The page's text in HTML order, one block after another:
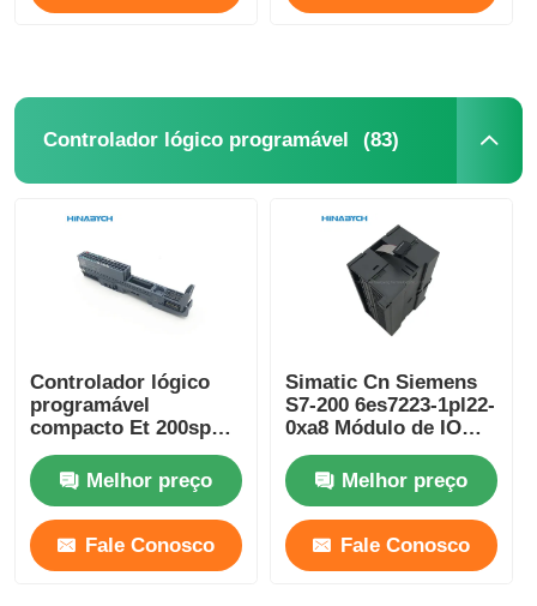
Controlador lógico programável (83)
Controlador lógico
programável
compacto Et 200sp
Siemens 6es7193-
6bp20-0ba0Melhor preço
Fale Conosco
Simatic Cn Siemens
S7-200 6es7223-1pl22-
0xa8 Módulo de IO
Digital Em 223 Para
S7-22X CPU 16 Di 24V
DC
Melhor preço
Fale Conosco